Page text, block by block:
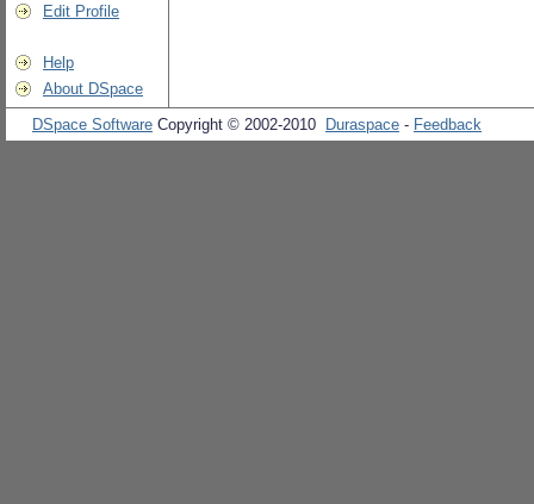
Edit Profile
Help
About DSpace
DSpace Software Copyright © 2002-2010 Duraspace - Feedback